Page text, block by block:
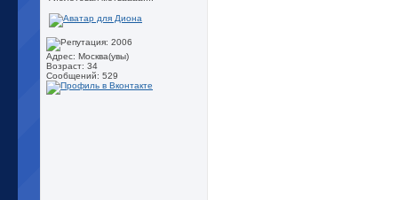
Адрес: Москва(увы)
Возраст: 34
Сообщений: 529